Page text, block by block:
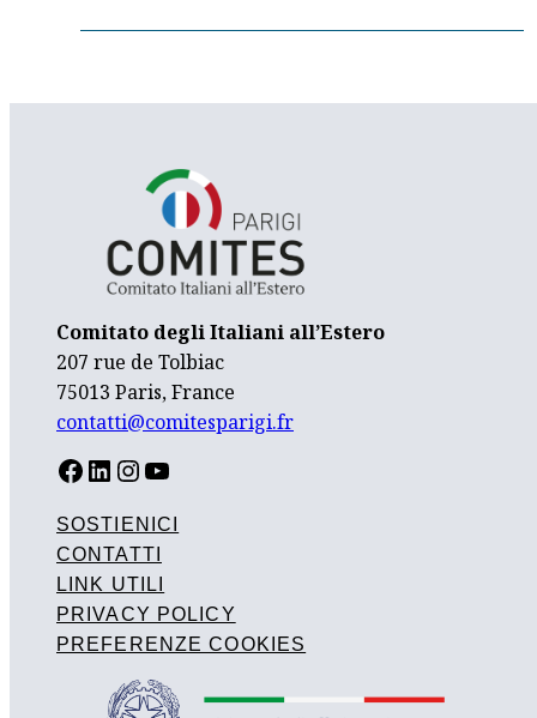
Comitato degli Italiani all’Estero
207 rue de Tolbiac
75013 Paris, France
contatti@comitesparigi.fr
FACEBOOK LINKEDIN INSTAGRAM YOUTUBE
SOSTIENICI
CONTATTI
LINK UTILI
PRIVACY POLICY
PREFERENZE COOKIES